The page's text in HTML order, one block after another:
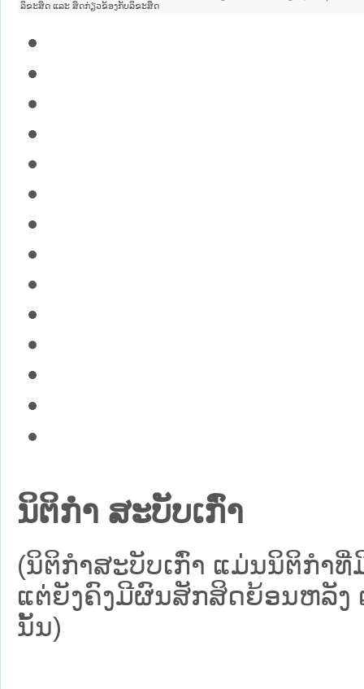
ລິຂະສິດ ແລະ ສິດກ່ຽວຂ້ອງກັບລິຂະສິດ
ນິຕິກໍາ ສະບັບເກົ່າ
(ນິຕິກໍາສະບັບເກົ່າ ແມ່ນນິຕິກໍາ
ແຕ່ຍັງຄົງມີຜົນສັກສິດຍ້ອນຫລັງ
ນັ້ນ)